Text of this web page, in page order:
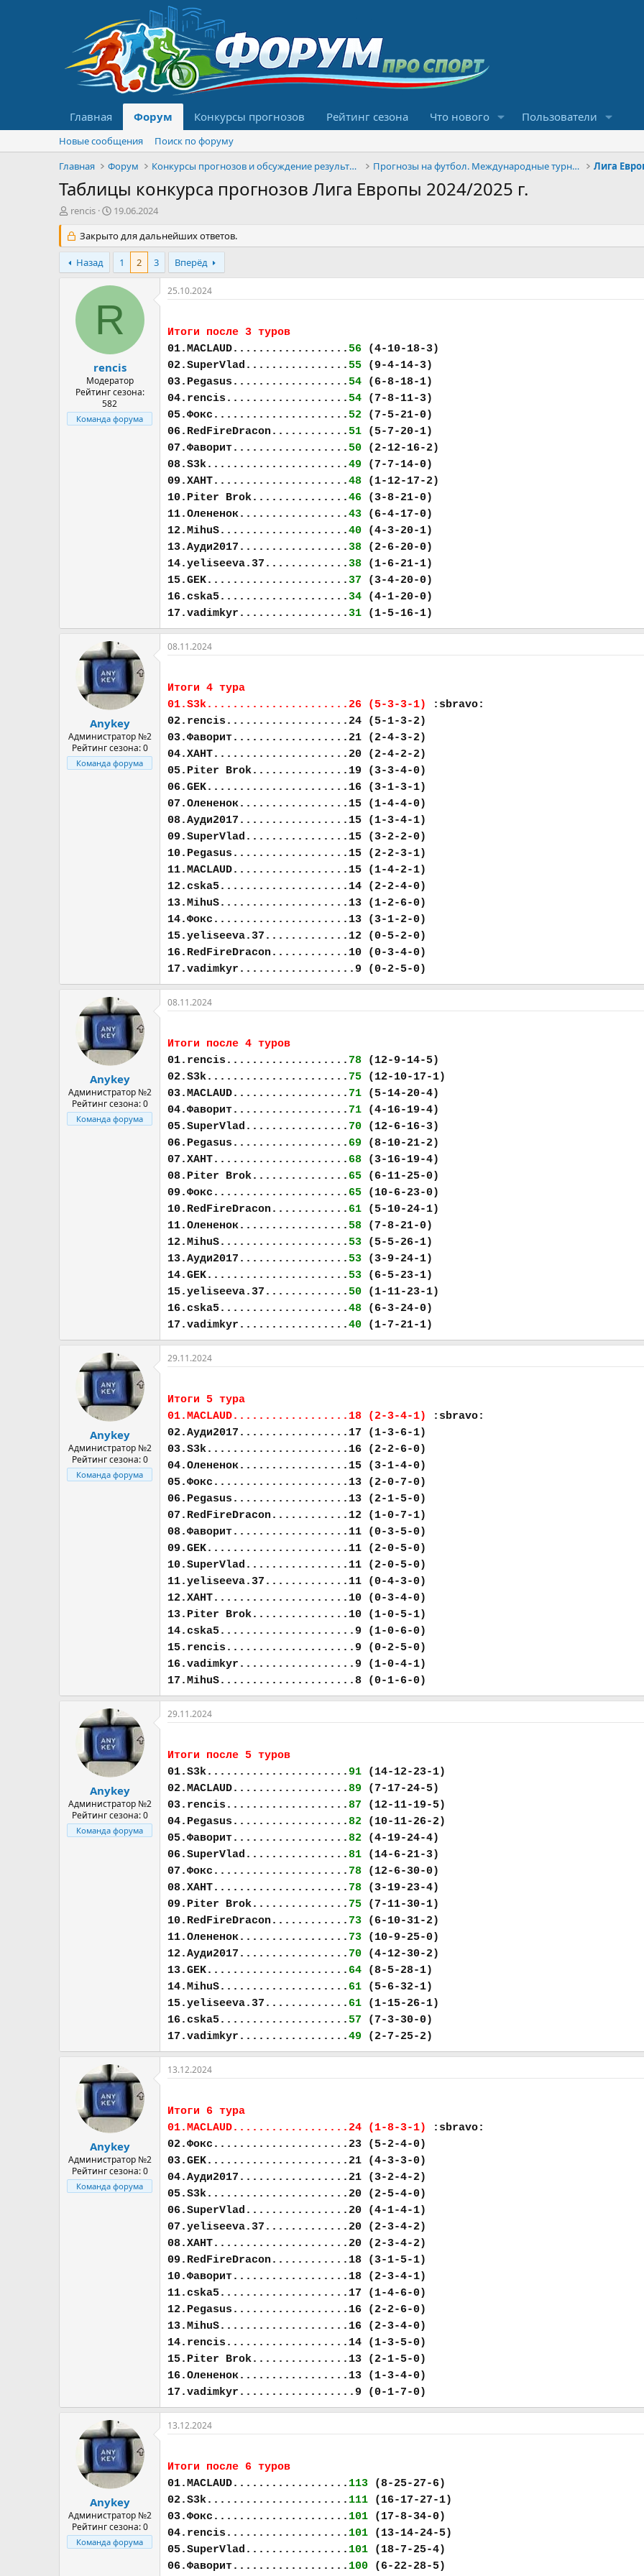
Главная Форум Конкурсы прогнозов Рейтинг сезона Что нового Пользователи
Новые сообщения
Поиск по форуму
Главная
Форум Конкурсы прогнозов и обсуждение результатов Прогнозы на футбол. Международные турниры Лига
Таблицы конкурса прогнозов Лига Европы 2024/2025 г.
А
т
о
р
т
ы
rencis
Д
т
а
а
ч
л
а
19.06.2024
Закрыто для дальнейших ответов.
Назад 1 2 3 Вперёд
R
rencis
Модератор
Рейтинг сезона:
582
Команда форума
25.10.2024
Итоги после 3 туров
01.MACLAUD.................. 56 (4-10-18-3)
02.SuperVlad................ 55 (9-4-14-3)
03.Pegasus.................. 54 (6-8-18-1)
04.rencis................... 54 (7-8-11-3)
05.Фокс..................... 52 (7-5-21-0)
06.RedFireDracon............ 51 (5-7-20-1)
07.Фаворит.................. 50 (2-12-16-2)
08.S3k......................49 (7-7-14-0)
09.ХАНТ.....................48 (1-12-17-2)
10.Piter Brok...............46 (3-8-21-0)
11.Олененок.................43 (6-4-17-0)
12.MihuS....................40 (4-3-20-1)
13.Ауди2017.................38 (2-6-20-0)
14.yeliseeva.37.............38 (1-6-21-1)
15.GEK......................37 (3-4-20-0)
16.cska5....................34 (4-1-20-0)
17.vadimkyr.................31 (1-5-16-1)
Anykey
Администратор №2
Рейтинг сезона: 0
Команда форума
08.11.2024
Итоги 4 тура
01.S3k......................26 (5-3-3-1)
:sbravo:
02.rencis...................24 (5-1-3-2)
03.Фаворит..................21 (2-4-3-2)
04.ХАНТ.....................20 (2-4-2-2)
05.Piter Brok...............19 (3-3-4-0)
06.GEK......................16 (3-1-3-1)
07.Олененок.................15 (1-4-4-0)
08.Ауди2017.................15 (1-3-4-1)
09.SuperVlad................15 (3-2-2-0)
10.Pegasus..................15 (2-2-3-1)
11.MACLAUD..................15 (1-4-2-1)
12.cska5....................14 (2-2-4-0)
13.MihuS....................13 (1-2-6-0)
14.Фокс.....................13 (3-1-2-0)
15.yeliseeva.37.............12 (0-5-2-0)
16.RedFireDracon............10 (0-3-4-0)
17.vadimkyr..................9 (0-2-5-0)
Anykey
Администратор №2
Рейтинг сезона: 0
Команда форума
08.11.2024
Итоги после 4 туров
01.rencis................... 78 (12-9-14-5)
02.S3k...................... 75 (12-10-17-1)
03.MACLAUD.................. 71 (5-14-20-4)
04.Фаворит.................. 71 (4-16-19-4)
05.SuperVlad................ 70 (12-6-16-3)
06.Pegasus.................. 69 (8-10-21-2)
07.ХАНТ..................... 68 (3-16-19-4)
08.Piter Brok............... 65 (6-11-25-0)
09.Фокс..................... 65 (10-6-23-0)
10.RedFireDracon............ 61 (5-10-24-1)
11.Олененок................. 58 (7-8-21-0)
12.MihuS.................... 53 (5-5-26-1)
13.Ауди2017................. 53 (3-9-24-1)
14.GEK...................... 53 (6-5-23-1)
15.yeliseeva.37............. 50 (1-11-23-1)
16.cska5....................48 (6-3-24-0)
17.vadimkyr.................40 (1-7-21-1)
Anykey
Администратор №2
Рейтинг сезона: 0
Команда форума
29.11.2024
Итоги 5 тура
01.MACLAUD..................18 (2-3-4-1)
:sbravo:
02.Ауди2017.................17 (1-3-6-1)
03.S3k......................16 (2-2-6-0)
04.Олененок.................15 (3-1-4-0)
05.Фокс.....................13 (2-0-7-0)
06.Pegasus..................13 (2-1-5-0)
07.RedFireDracon............12 (1-0-7-1)
08.Фаворит..................11 (0-3-5-0)
09.GEK......................11 (2-0-5-0)
10.SuperVlad................11 (2-0-5-0)
11.yeliseeva.37.............11 (0-4-3-0)
12.ХАНТ.....................10 (0-3-4-0)
13.Piter Brok...............10 (1-0-5-1)
14.cska5.....................9 (1-0-6-0)
15.rencis....................9 (0-2-5-0)
16.vadimkyr..................9 (1-0-4-1)
17.MihuS.....................8 (0-1-6-0)
Anykey
Администратор №2
Рейтинг сезона: 0
Команда форума
29.11.2024
Итоги после 5 туров
01.S3k......................91 (14-12-23-1)
02.MACLAUD..................89 (7-17-24-5)
03.rencis...................87 (12-11-19-5)
04.Pegasus..................82 (10-11-26-2)
05.Фаворит..................82 (4-19-24-4)
06.SuperVlad................81 (14-6-21-3)
07.Фокс..................... 78 (12-6-30-0)
08.ХАНТ..................... 78 (3-19-23-4)
09.Piter Brok............... 75 (7-11-30-1)
10.RedFireDracon............ 73 (6-10-31-2)
11.Олененок................. 73 (10-9-25-0)
12.Ауди2017................. 70 (4-12-30-2)
13.GEK...................... 64 (8-5-28-1)
14.MihuS.................... 61 (5-6-32-1)
15.yeliseeva.37............. 61 (1-15-26-1)
16.cska5.................... 57 (7-3-30-0)
17.vadimkyr.................49 (2-7-25-2)
Anykey
Администратор №2
Рейтинг сезона: 0
Команда форума
13.12.2024
Итоги 6 тура
01.MACLAUD..................24 (1-8-3-1)
:sbravo:
02.Фокс.....................23 (5-2-4-0)
03.GEK......................21 (4-3-3-0)
04.Ауди2017.................21 (3-2-4-2)
05.S3k......................20 (2-5-4-0)
06.SuperVlad................20 (4-1-4-1)
07.yeliseeva.37.............20 (2-3-4-2)
08.ХАНТ.....................20 (2-3-4-2)
09.RedFireDracon............18 (3-1-5-1)
10.Фаворит..................18 (2-3-4-1)
11.cska5....................17 (1-4-6-0)
12.Pegasus..................16 (2-2-6-0)
13.MihuS....................16 (2-3-4-0)
14.rencis...................14 (1-3-5-0)
15.Piter Brok...............13 (2-1-5-0)
16.Олененок.................13 (1-3-4-0)
17.vadimkyr..................9 (0-1-7-0)
Anykey
Администратор №2
Рейтинг сезона: 0
Команда форума
13.12.2024
Итоги после 6 туров
01.MACLAUD.................. 113 (8-25-27-6)
02.S3k...................... 111 (16-17-27-1)
03.Фокс..................... 101 (17-8-34-0)
04.rencis................... 101 (13-14-24-5)
05.SuperVlad................ 101 (18-7-25-4)
06.Фаворит.................. 100 (6-22-28-5)